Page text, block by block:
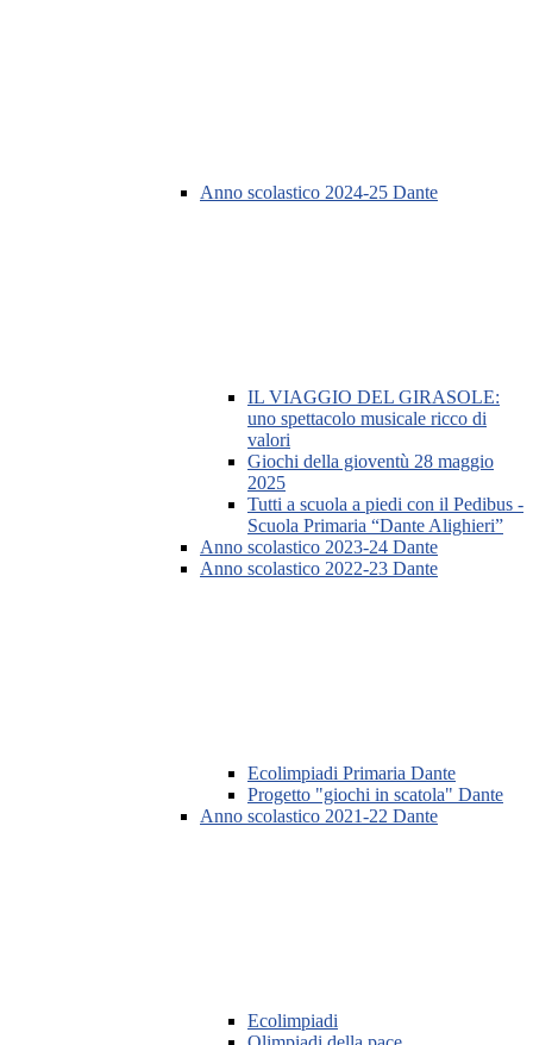
Anno scolastico 2024-25 Dante
IL VIAGGIO DEL GIRASOLE:
uno spettacolo musicale ricco di
valori
Giochi della gioventù 28 maggio
2025
Tutti a scuola a piedi con il Pedibus -
Scuola Primaria “Dante Alighieri”
Anno scolastico 2023-24 Dante
Anno scolastico 2022-23 Dante
Ecolimpiadi Primaria Dante
Progetto "giochi in scatola" Dante
Anno scolastico 2021-22 Dante
Ecolimpiadi